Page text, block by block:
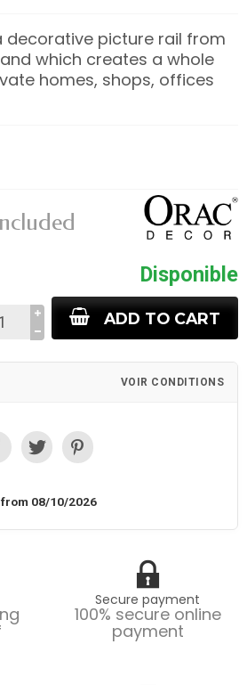
decorative picture rail from
which creates a whole
homes, shops, offices
Disponible
ADD TO CART
VOIR CONDITIONS
08/10/2026
Secure payment
100% secure online
payment